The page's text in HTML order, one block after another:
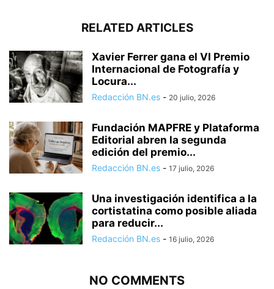
RELATED ARTICLES
Xavier Ferrer gana el VI Premio
Internacional de Fotografía y
Locura...
Redacción BN.es - 20 julio, 2026
Fundación MAPFRE y Plataforma
Editorial abren la segunda
edición del premio...
Redacción BN.es - 17 julio, 2026
Una investigación identifica a la
cortistatina como posible aliada
para reducir...
Redacción BN.es - 16 julio, 2026
NO COMMENTS